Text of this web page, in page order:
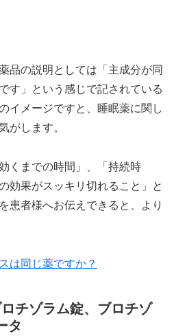
品の説明としては「主成分が同
す」という感じで記されている
イメージですと、睡眠薬に関し
がします。
くまでの時間」、「持続時
効果がスッキリ切れること」と
患者様へお伝えできると、より
は同じ薬ですか？
チゾラム錠、ブロチゾ
タ